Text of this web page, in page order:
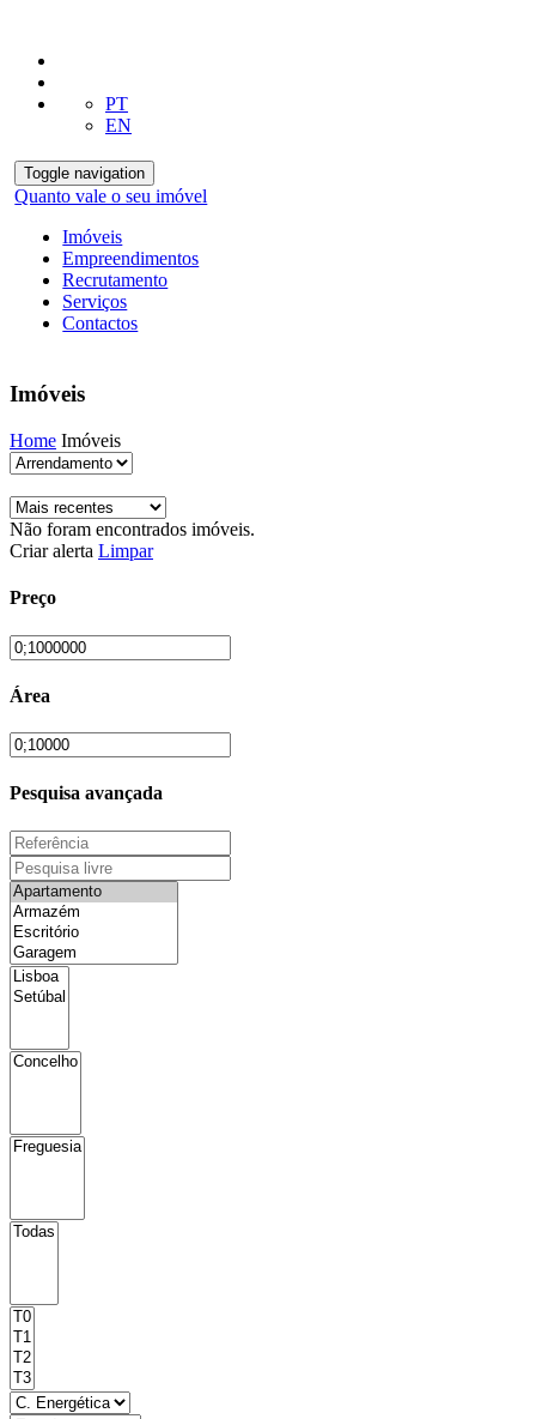
PT
EN
Toggle navigation
Quanto vale o seu imóvel
Imóveis
Empreendimentos
Recrutamento
Serviços
Contactos
Imóveis
Home Imóveis
Não foram encontrados imóveis.
Criar alerta Limpar
Preço
Área
Pesquisa avançada